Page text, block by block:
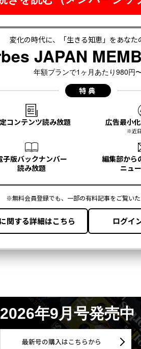
2026年9月号発売中
最新号の購入はこちらから